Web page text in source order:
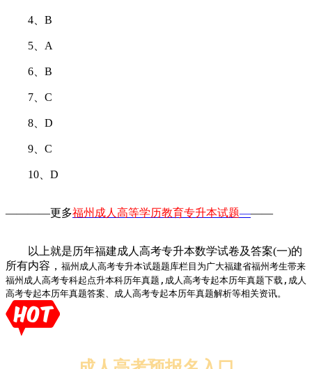
4、B
5、A
6、B
7、C
8、D
9、C
10、D
————更多福州成人高等学历教育专升本试题———
以上就是历年福建成人高考专升本数学试卷及答案(一)的
所有内容， 福州成人高考专升本试题题库栏目为广大福建省福州考生带来
福州成人高考专科起点升本科历年真题,成人高考专起本历年真题下载,成人
高考专起本历年真题答案、成人高考专起本历年真题解析等相关资讯。